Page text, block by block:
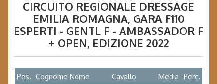
CIRCUITO REGIONALE DRESSAGE
EMILIA ROMAGNA, GARA F110
ESPERTI - GENTL F - AMBASSADOR F
+ OPEN, EDIZIONE 2022
Pos. Cognome Nome Cavallo Media Perc.